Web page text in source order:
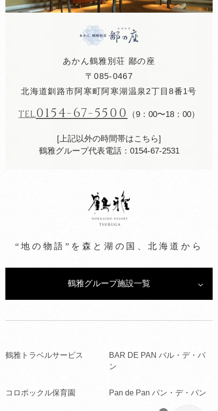
あかん鶴雅別荘 鄙の座
〒085-0467
北海道釧路市阿寒町阿寒湖温泉2丁目8番1号
TEL.0154-67-5500 （9：00〜18：00）
[上記以外の時間帯はこちら]
鶴雅グループ代表電話：0154-67-2531
“地の物語”を森と湖の国、北海道から
鶴雅グループ施設一覧
鶴雅トラベルサービス
BAR DE PAN バル・デ・パ
ン
コロポックル保育園 Pan de Pan パン・デ・パン